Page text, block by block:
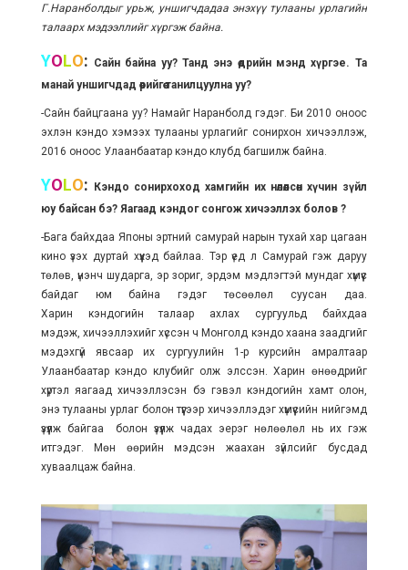
Г.Наранболдыг урьж, уншигчдадаа энэхүү тулааны урлагийн
талаарх мэдээллийг хүргэж байна.
YOLO: Сайн байна уу? Танд энэ өдрийн мэнд хүргэе. Та
манай уншигчдад өөрийгөө танилцуулна уу?
-Сайн байцгаана уу? Намайг Наранболд гэдэг. Би 2010 оноос
эхлэн кэндо хэмээх тулааны урлагийг сонирхон хичээллэж,
2016 оноос Улаанбаатар кэндо клубд багшилж байна.
YOLO:
Кэндо сонирхоход хамгийн их нөлөөлсөн хүчин зүйл
юу байсан бэ? Яагаад кэндог сонгож хичээллэх болов ?
-Бага байхдаа Японы эртний самурай нарын тухай хар цагаан
кино үзэх дуртай хүүхэд байлаа. Тэр үед л Самурай гэж даруу
төлөв, үнэнч шударга, эр зориг, эрдэм мэдлэгтэй мундаг хүмүүс
байдаг юм байна гэдэг төсөөлөл суусан даа.
Харин кэндогийн талаар ахлах сургуульд байхдаа
мэдэж, хичээллэхийг хүссэн ч Монголд кэндо хаана заадгийг
мэдэхгүй явсаар их сургуулийн 1-р курсийн амралтаар
Улаанбаатар кэндо клубийг олж элссэн. Харин өнөөдрийг
хүртэл яагаад хичээллэсэн бэ гэвэл кэндогийн хамт олон,
энэ тулааны урлаг болон түүгээр хичээллэдэг хүмүүсийн нийгэмд
үзүүлж байгаа болон үзүүлж чадах эерэг нөлөөлөл нь их гэж
итгэдэг. Мөн өөрийн мэдсэн жаахан зүйлсийг бусдад
хуваалцаж байна.